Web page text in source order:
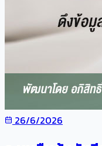
26/6/2026